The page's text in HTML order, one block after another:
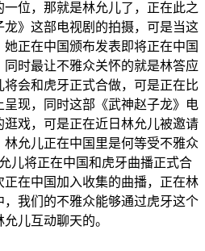
位，那就是林允儿了，正在此之
》这部电视剧的拍摄，可是当这
正在中国颁布发表即将正在中国
时最让不雅众关怀的就是林答应
会和虎牙正式合做，可是正在比
现，同时这部《武神赵子龙》电
戏，可是正在近日林允儿被邀请
允儿正在中国里是何等受不雅众
儿将正在中国和虎牙曲播正式合
在中国加入收集的曲播，正在林
我们的不雅众能够通过虎牙这个
儿互动聊天的。